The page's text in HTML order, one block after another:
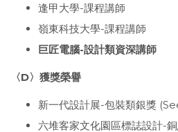
逢甲大學-課程講師
嶺東科技大學-課程講師
巨匠電腦-設計類資深講師
〈D〉獲獎榮譽
新一代設計展-包裝類銀獎
六堆客家文化園區標誌設計-銅